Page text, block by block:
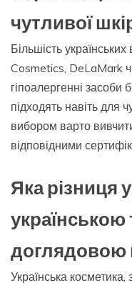
чутливої
Більшість
Cosmetics, DeLaMark
гіпоалергенні засоби
підходять навіть для
вибором варто
відповідними
Яка різниця у
доглядовою
Українська